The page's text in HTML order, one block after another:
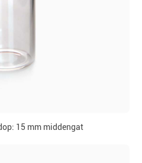
15 mm middengat